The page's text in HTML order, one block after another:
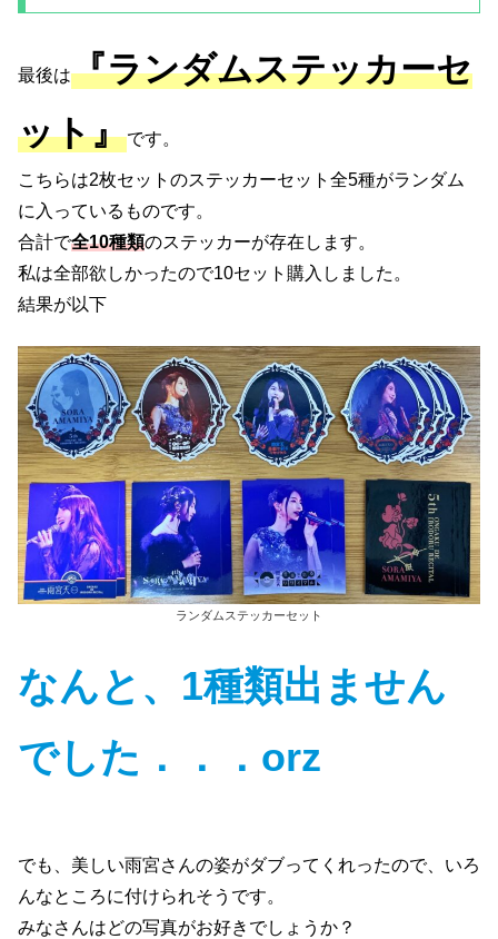
最後は『ランダムステッカーセ
ット』です。
こちらは2枚セットのステッカーセット全5種がランダム
に入っているものです。
合計で全10種類のステッカーが存在します。
私は全部欲しかったので10セット購入しました。
結果が以下
ランダムステッカーセット
なんと、1種類出ません
でした．．．orz
でも、美しい雨宮さんの姿がダブってくれったので、いろ
んなところに付けられそうです。
みなさんはどの写真がお好きでしょうか？